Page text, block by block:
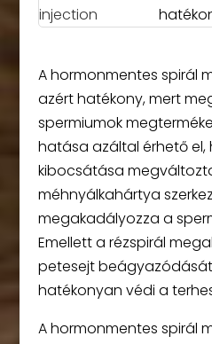
A hormonmentes spirál
azért hatékony, mert
spermiumok
hatása azáltal érhető el,
kibocsátása
méhnyálkahártya
megakadályozza a
Emellett a rézspirál
petesejt
hatékonyan védi a
A hormonmentes spirál